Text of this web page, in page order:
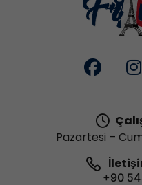
Pazartesi –
+90